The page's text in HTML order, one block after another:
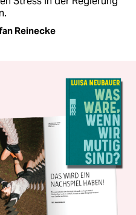
Reinecke